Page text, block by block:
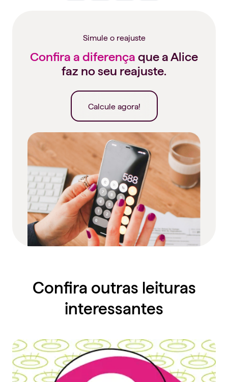
Simule o reajuste
Confira a diferença que a Alice
faz no seu reajuste.
Calcule agora!
Confira outras leituras
interessantes